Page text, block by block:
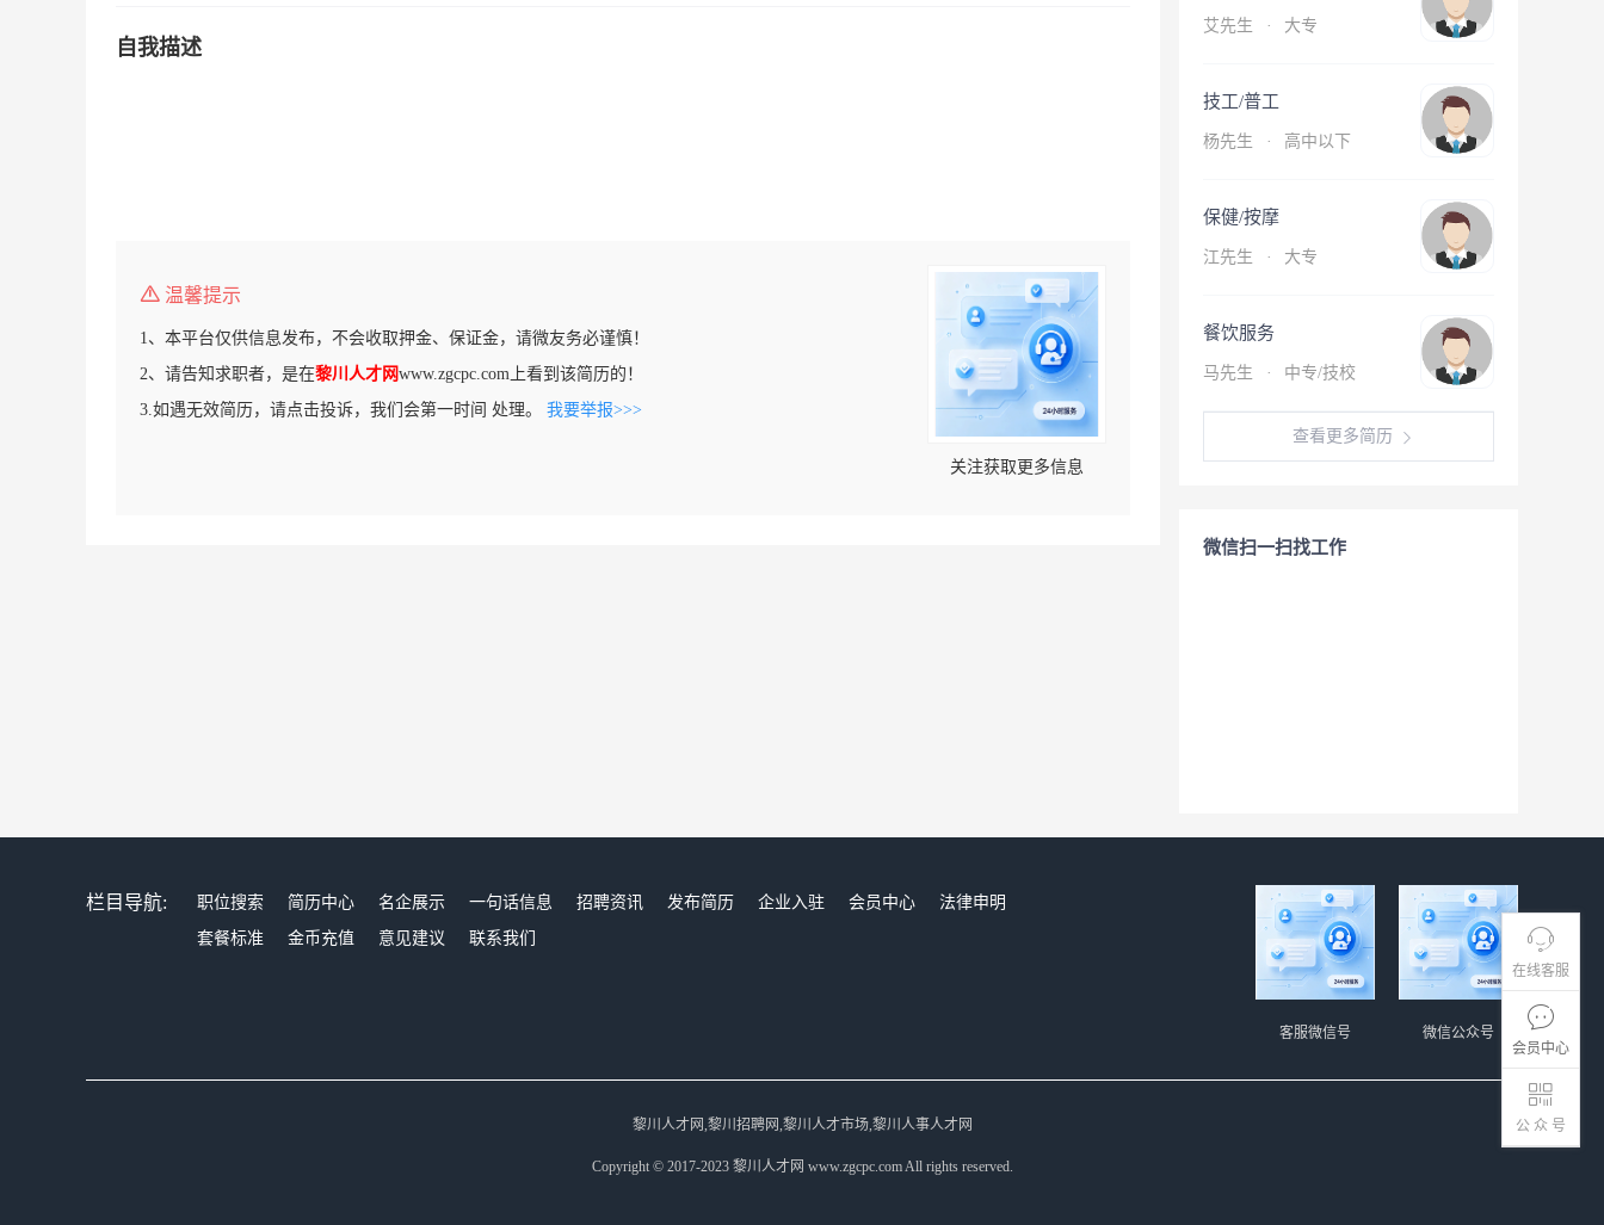
在线客服
会员中心
公 众 号
自我描述
温馨提示
1、本平台仅供信息发布，不会收取押金、保证金，请微友务必谨慎！
2、请告知求职者，是在黎川人才网www.zgcpc.com上看到该简历的！
3.如遇无效简历，请点击投诉，我们会第一时间 处理。 我要举报>>>
关注获取更多信息
艾先生 · 大专
技工/普工
杨先生 · 高中以下
保健/按摩
江先生 · 大专
餐饮服务
马先生 · 中专/技校
查看更多简历
微信扫一扫找工作
栏目导航: 职位搜索 简历中心 名企展示 一句话信息 招聘资讯 发布简历 企业入驻 会员中心
法律申明
套餐标准
金币充值 意见建议 联系我们
微信公众号
客服微信号
黎川人才网,黎川招聘网,黎川人才市场,黎川人事人才网
Copyright © 2017-2023 黎川人才网 www.zgcpc.com All rights reserved.